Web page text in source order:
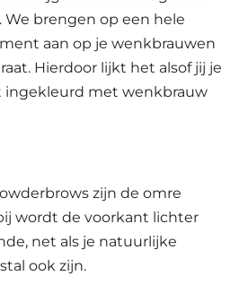
We brengen op een hele
aan op je wenkbrauwen
Hierdoor lijkt het alsof jij je
met wenkbrauw
zijn de omre
wordt de voorkant lichter
net als je natuurlijke
ook zijn.